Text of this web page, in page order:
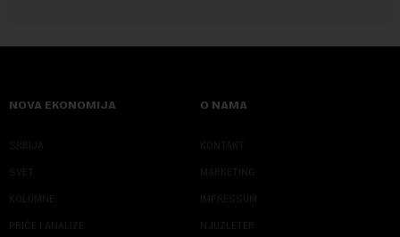
NOVA EKONOMIJA
SRBIJA
SVET
KOLUMNE
PRIČE I ANALIZE
O NAMA
KONTAKT
MARKETING
IMPRESSUM
NJUZLETER